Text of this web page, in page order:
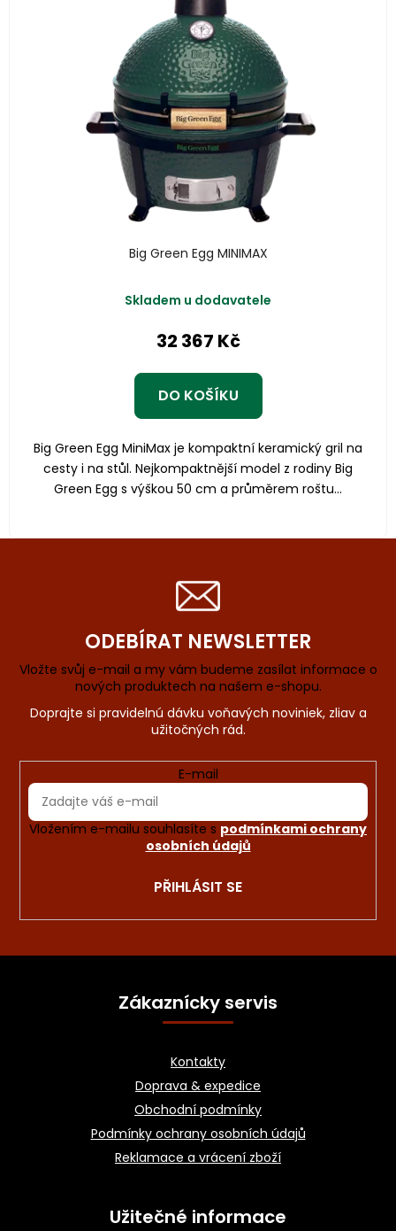
Big Green Egg MINIMAX
Skladem u dodavatele
32 367 Kč
DO KOŠÍKU
Big Green Egg MiniMax je kompaktní keramický gril na
cesty i na stůl. Nejkompaktnější model z rodiny Big
Green Egg s výškou 50 cm a průměrem roštu...
ODEBÍRAT NEWSLETTER
Vložte svůj e-mail a my vám budeme zasílat informace o
nových produktech na našem e-shopu.
E-mail
Vložením e-mailu souhlasíte s podmínkami ochrany
osobních údajů
PŘIHLÁSIT SE
Z
Zákaznícky servis
Kontakty
Doprava & expedice
Obchodní podmínky
Podmínky ochrany osobních údajů
Reklamace a vrácení zboží
Užitečné informace